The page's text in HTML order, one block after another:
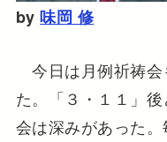
by味岡 修
今日は月例祈祷会
た。「３・１１」
会は深みがあった